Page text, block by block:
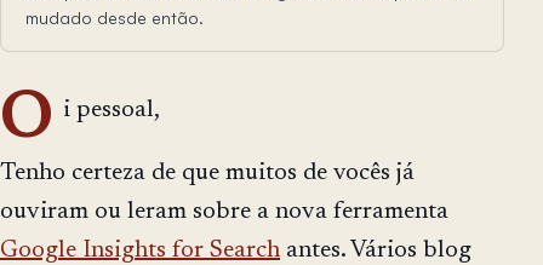
mudado desde então.
O i pessoal,
Tenho certeza de que muitos de vocês já
ouviram ou leram sobre a nova ferramenta
Google Insights for Searchantes. Vários blog